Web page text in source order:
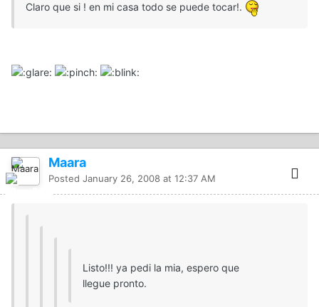
Claro que si ! en mi casa todo se puede tocar!.
Maara
Posted January 26, 2008 at 12:37 AM
Listo!!! ya pedi la mia, espero que
llegue pronto.